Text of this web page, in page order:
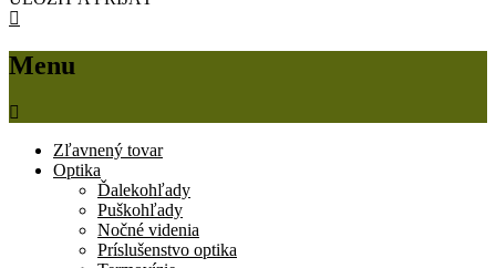
Menu
Zľavnený tovar
Optika
Ďalekohľady
Puškohľady
Nočné videnia
Príslušenstvo optika